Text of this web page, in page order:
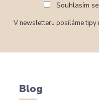
Souhlasím se
V newsletteru posíláme tipy
Blog